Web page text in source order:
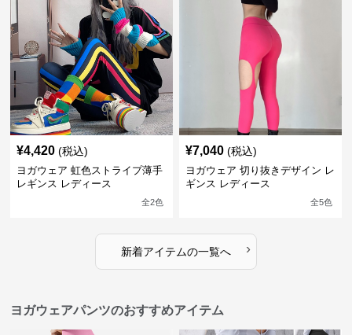
¥4,420 (税込)
ヨガウェア 虹色ストライプ薄手
レギンス レディース
全2色
¥7,040 (税込)
ヨガウェア 切り抜きデザイン レ
ギンス レディース
全5色
新着アイテムの一覧へ ›
ヨガウェアパンツのおすすめアイテム